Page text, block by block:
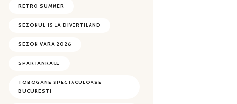
RETRO SUMMER
SEZONUL 15 LA DIVERTILAND
SEZON VARA 2026
SPARTANRACE
TOBOGANE SPECTACULOASE
BUCURESTI